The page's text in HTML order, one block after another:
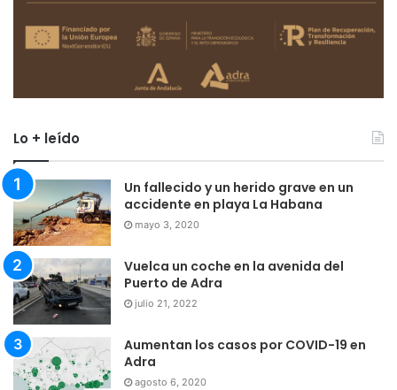
Lo + leído
Un fallecido y un herido grave en un
accidente en playa La Habana
mayo 3, 2020
Vuelca un coche en la avenida del
Puerto de Adra
julio 21, 2022
Aumentan los casos por COVID-19 en
Adra
agosto 6, 2020